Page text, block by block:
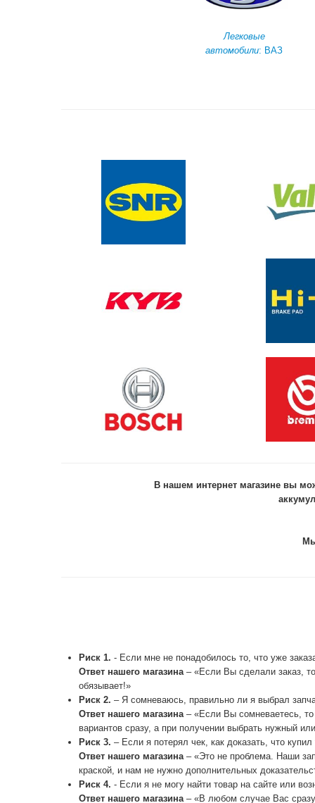
Легковые
автомобили: ВАЗ
В нашем интернет магазине вы
Риск 1. - Если мне не понадобилось то, что уже
Ответ нашего магазина – «Если Вы сделали заказ,
обязывает!»
Риск 2. – Я сомневаюсь, правильно ли я выбрал
Ответ нашего магазина – «Если Вы сомневаетесь, то
вариантов сразу, а при получении выбрать нужный
Риск 3. – Если я потерял чек, как доказать, что
Ответ нашего магазина – «Это не проблема. Наши
краской, и нам не нужно дополнительных
Риск 4. - Если я не могу найти товар на сайте или
Ответ нашего магазина – «В любом случае Вас